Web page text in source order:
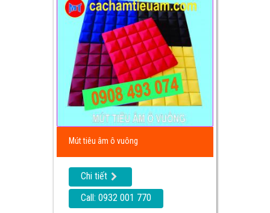
Mút tiêu âm ô vuông
Chi tiết
Call: 0932 001 770